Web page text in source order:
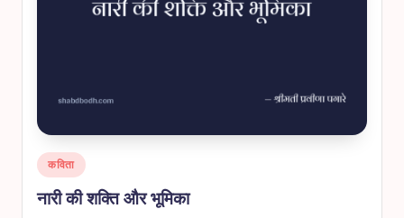
Posted
in
कविता
नारी की शक्ति और भूमिका